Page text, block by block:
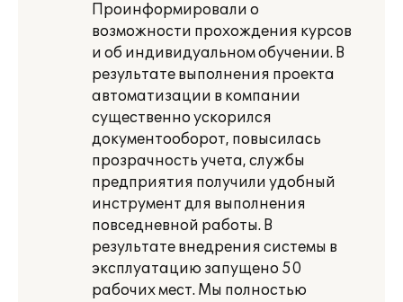
Проинформировали о
возможности прохождения курсов
и об индивидуальном обучении. В
результате выполнения проекта
автоматизации в компании
существенно ускорился
документооборот, повысилась
прозрачность учета, службы
предприятия получили удобный
инструмент для выполнения
повседневной работы. В
результате внедрения системы в
эксплуатацию запущено 50
рабочих мест. Мы полностью